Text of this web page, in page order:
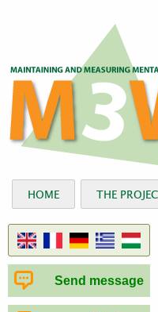
HOME THE
Send message